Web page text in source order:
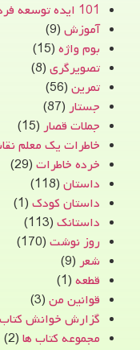
101 ایده توسعه فردی
آموزش (9)
بوم واژه (15)
تصویرگری (8)
تمرین (56)
جستار (87)
جملات قصار (15)
خاطرات یک معلم
خرده خاطرات (29)
داستان (118)
داستان کودک (1)
داستانک (113)
روز نوشت (170)
شعر (9)
قطعه (1)
قوانین من (3)
گزارش خوانش کتاب
مجموعه کتاب ها (2)